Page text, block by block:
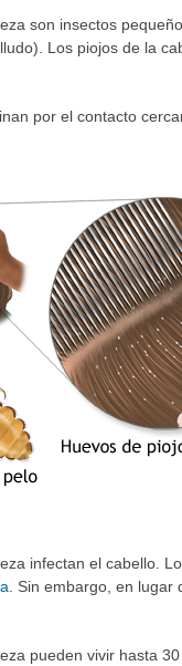
son insectos
Los piojos de la
por el contacto
infectan el cabello.
. Sin embargo, en
pueden vivir hasta